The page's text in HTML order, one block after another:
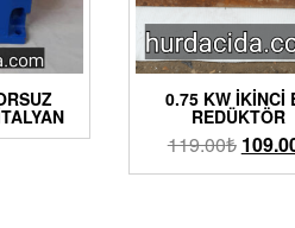
0.75 KW İKINCI
REDÜKTÖR
119.00₺